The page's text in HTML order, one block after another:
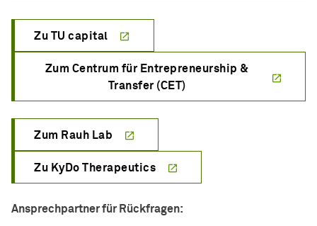
Zu TU capital
Zum Centrum für Entrepreneurship &
Transfer (CET)
Zum Rauh Lab
Zu KyDo Therapeutics
Ansprechpartner für Rückfragen: